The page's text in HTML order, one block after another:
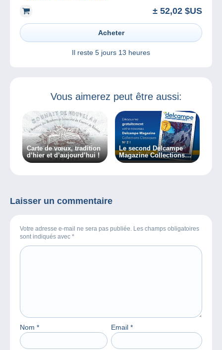
± 52,02 $US
Acheter
Il reste 5 jours 13 heures
Vous aimerez peut être aussi:
Carte de vœux, tradition
d’hier et d’aujourd’hui !
Le second Delcampe
Magazine Collections
Classiques est à votre
Laisser un commentaire
Votre adresse e-mail ne sera pas publiée. Les champs obligatoires
sont indiqués avec *
Nom * Email *